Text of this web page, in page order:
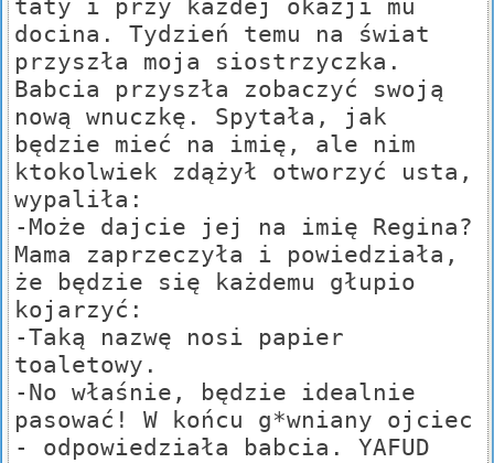
taty i przy każdej okazji mu
docina. Tydzień temu na świat
przyszła moja siostrzyczka.
Babcia przyszła zobaczyć swoją
nową wnuczkę. Spytała, jak
będzie mieć na imię, ale nim
ktokolwiek zdążył otworzyć usta,
wypaliła:
-Może dajcie jej na imię Regina?
Mama zaprzeczyła i powiedziała,
że będzie się każdemu głupio
kojarzyć:
-Taką nazwę nosi papier
toaletowy.
-No właśnie, będzie idealnie
pasować! W końcu g*wniany ojciec
- odpowiedziała babcia. YAFUD